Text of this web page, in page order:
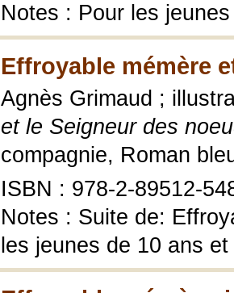
Notes : Pour les
Effroyable mémère
Agnès Grimaud ;
et le Seigneur des
compagnie, Roman
ISBN : 978-2-89512-
Notes : Suite de:
les jeunes de 10 ans